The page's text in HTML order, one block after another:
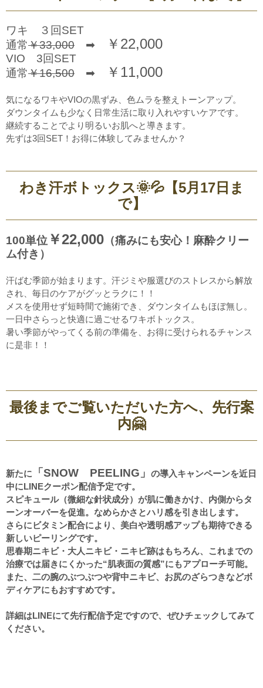
ワキ ３回SET
通常￥33,000 ➡ ￥22,000
VIO 3回SET
通常￥16,500 ➡ ￥11,000
気になるワキやVIOの黒ずみ、色ムラを整えトーンアップ。
ダウンタイムも少なく日常生活に取り入れやすいケアです。
継続することでより明るいお肌へと導きます。
先ずは3回SET！お得に体験してみませんか？
わき汗ボトックス🌞💦【5月17日ま
で】
100単位 ￥22,000 （痛みにも安心！麻酔クリー
ム付き）
汗ばむ季節が始まります。汗ジミや服選びのストレスから解放
され、毎日のケアがグッとラクに！！
メスを使用せず短時間で施術でき、ダウンタイムもほぼ無し。
一日中さらっと快適に過ごせるワキボトックス。
暑い季節がやってくる前の準備を、お得に受けられるチャンス
に是非！！
最後までご覧いただいた方へ、先行案
内🤗
新たに 「SNOW PEELING」 の導入キャンペーンを近日
中にLINEクーポン配信予定です。
スピキュール（微細な針状成分）が肌に働きかけ、内側からタ
ーンオーバーを促進。なめらかさとハリ感を引き出します。
さらにビタミン配合により、美白や透明感アップも期待できる
新しいピーリングです。
思春期ニキビ・大人ニキビ・ニキビ跡はもちろん、これまでの
治療では届きにくかった“肌表面の質感”にもアプローチ可能。
また、二の腕のぶつぶつや背中ニキビ、お尻のざらつきなどボ
ディケアにもおすすめです。
詳細はLINEにて先行配信予定ですので、ぜひチェックしてみて
ください。